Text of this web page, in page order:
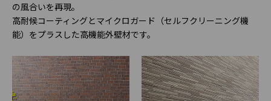
の風合いを再現。
高耐候コーティングとマイクロガード（セルフクリーニング機
能）をプラスした高機能外壁材です。